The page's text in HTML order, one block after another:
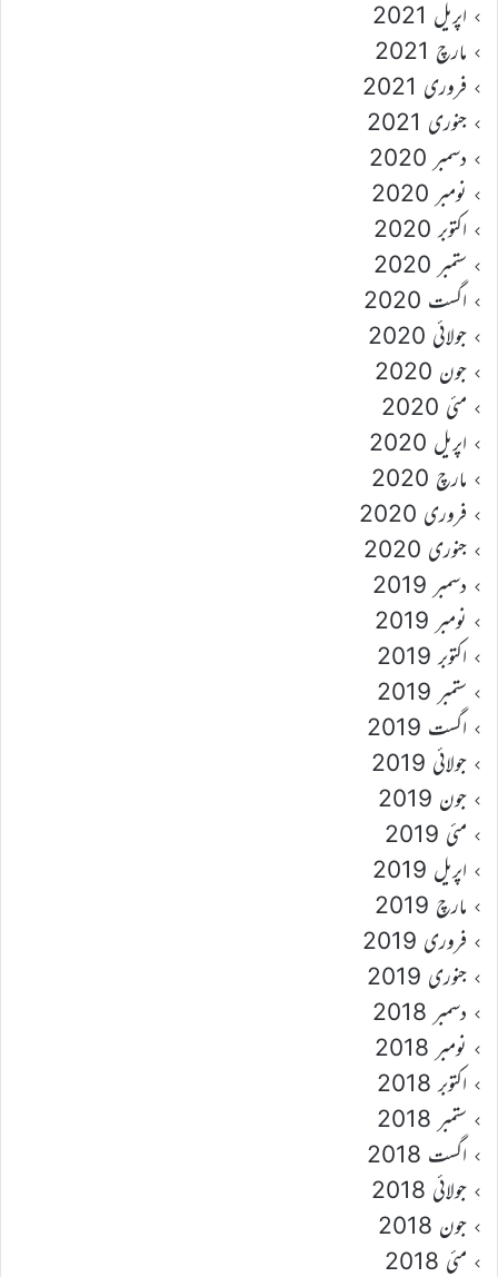
اپریل 2021
مارچ 2021
فروری 2021
جنوری 2021
دسمبر 2020
نومبر 2020
اکتوبر 2020
ستمبر 2020
اگست 2020
جولائی 2020
جون 2020
مئی 2020
اپریل 2020
مارچ 2020
فروری 2020
جنوری 2020
دسمبر 2019
نومبر 2019
اکتوبر 2019
ستمبر 2019
اگست 2019
جولائی 2019
جون 2019
مئی 2019
اپریل 2019
مارچ 2019
فروری 2019
جنوری 2019
دسمبر 2018
نومبر 2018
اکتوبر 2018
ستمبر 2018
اگست 2018
جولائی 2018
جون 2018
مئی 2018